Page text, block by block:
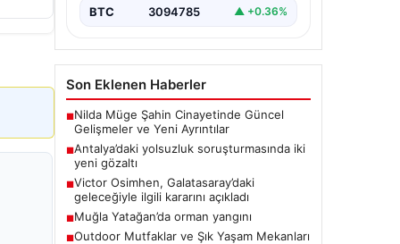
BTC 3094785 ▲ +0.36%
Son Eklenen Haberler
■Nilda Müge Şahin Cinayetinde Güncel
Gelişmeler ve Yeni Ayrıntılar
■Antalya’daki yolsuzluk soruşturmasında iki
yeni gözaltı
■Victor Osimhen, Galatasaray’daki
geleceğiyle ilgili kararını açıkladı
■Muğla Yatağan’da orman yangını
■Outdoor Mutfaklar ve Şık Yaşam Mekanları